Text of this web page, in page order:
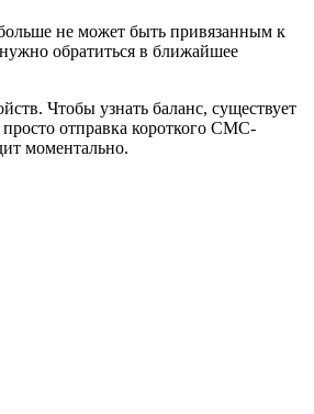
не может быть привязанным к
обратиться в ближайшее
Чтобы узнать баланс, существует
отправка короткого СМС-
моментально.